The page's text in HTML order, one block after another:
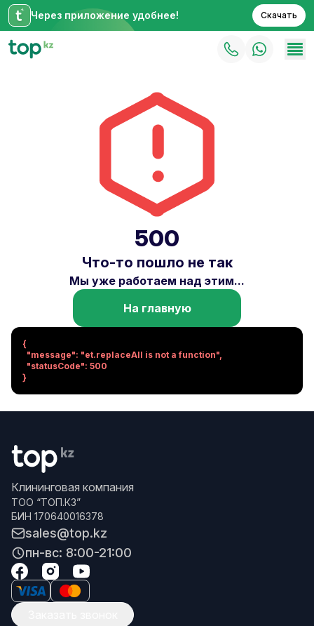
Через приложение удобнее! Скачать
500
Что-то пошло не так
Мы уже работаем над этим...
На главную
{
}
Клининговая компания
ТОО “ТОП.КЗ”
БИН 170640016378
sales@top.kz
пн-вс: 8:00-21:00